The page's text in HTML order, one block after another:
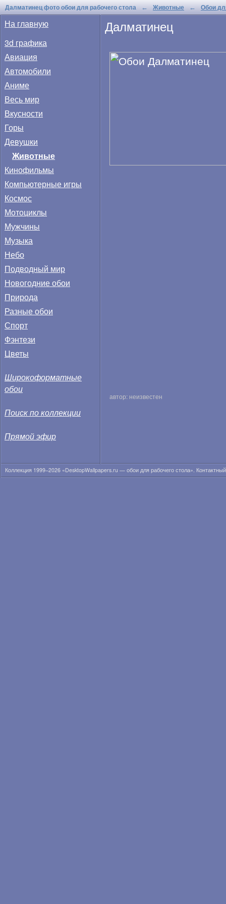
Далматинец фото обои для рабочего стола ← Животные ← Обои
На главную
3d графика
Авиация
Автомобили
Аниме
Весь мир
Вкусности
Горы
Девушки
Животные
Кинофильмы
Компьютерные игры
Космос
Мотоциклы
Мужчины
Музыка
Небо
Подводный мир
Новогодние обои
Природа
Разные обои
Спорт
Фэнтези
Цветы
Широкоформатные
обои
Поиск по коллекции
Прямой эфир
Далматинец
автор: неизвестен
Коллекция 1999–2026 «DesktopWallpapers.ru — обои для рабочего стола».